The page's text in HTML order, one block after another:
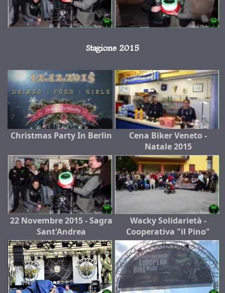
Stagione 2015
Christmas Party In Berlin
Cena Biker Veneto -
Natale 2015
22 Novembre 2015 - Sagra
Sant'Andrea
Wacky Solidarietà -
Cooperativa "il Pino"